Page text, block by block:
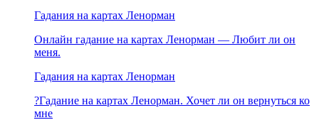
Гадания на картах Ленорман
Онлайн гадание на картах Ленорман — Любит ли он
меня.
Гадания на картах Ленорман
?Гадание на картах Ленорман. Хочет ли он вернуться ко
мне